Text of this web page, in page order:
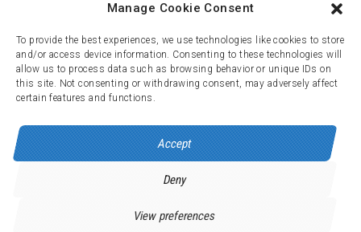
Manage Cookie Consent
To provide the best experiences, we use technologies like cookies to store
and/or access device information. Consenting to these technologies will
allow us to process data such as browsing behavior or unique IDs on
this site. Not consenting or withdrawing consent, may adversely affect
certain features and functions.
Accept
Deny
View preferences
info@alpe21.fr
Mentions légales
Contact
crédits